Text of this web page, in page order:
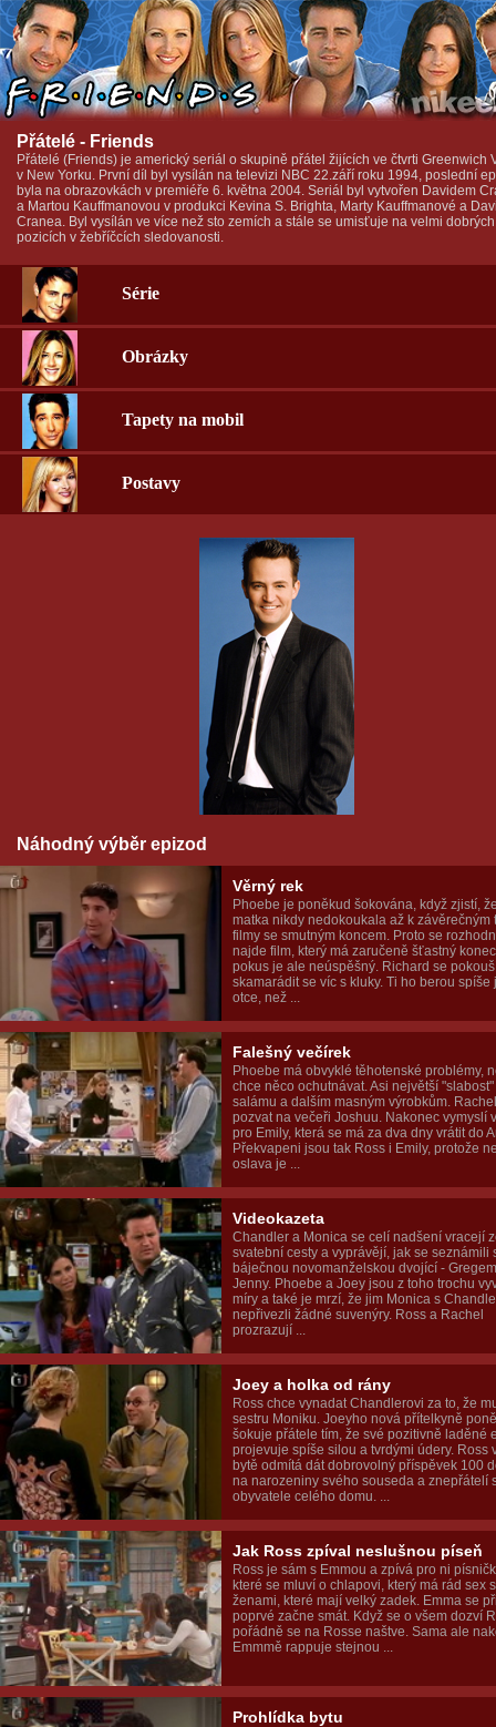
Přátelé - Friends
Přátelé (Friends) je americký seriál o skupině přátel žijících ve čtvrti Greenwich
v New Yorku. První díl byl vysílán na televizi NBC 22.září roku 1994, poslední
byla na obrazovkách v premiéře 6. května 2004. Seriál byl vytvořen Davidem
a Martou Kauffmanovou v produkci Kevina S. Brighta, Marty Kauffmanové a
Cranea. Byl vysílán ve více než sto zemích a stále se umisťuje na velmi dobrých
pozicích v žebříčcích sledovanosti.
Série
Obrázky
Tapety na mobil
Postavy
Náhodný výběr epizod
Věrný rek
Phoebe je poněkud šokována, když zjistí,
matka nikdy nedokoukala až k závěrečným
filmy se smutným koncem. Proto se
najde film, který má zaručeně šťastný
pokus je ale neúspěšný. Richard se
skamarádit se víc s kluky. Ti ho berou spíše
otce, než ...
Falešný večírek
Phoebe má obvyklé těhotenské problémy,
chce něco ochutnávat. Asi největší "slabost"
salámu a dalším masným výrobkům.
pozvat na večeři Joshuu. Nakonec vymyslí
pro Emily, která se má za dva dny vrátit do
Překvapeni jsou tak Ross i Emily, protože
oslava je ...
Videokazeta
Chandler a Monica se celí nadšení vracejí
svatební cesty a vyprávějí, jak se seznámili
báječnou novomanželskou dvojící -
Jenny. Phoebe a Joey jsou z toho trochu
míry a také je mrzí, že jim Monica s
nepřivezli žádné suvenýry. Ross a Rachel
prozrazují ...
Joey a holka od rány
Ross chce vynadat Chandlerovi za to, že
sestru Moniku. Joeyho nová přítelkyně
šokuje přátele tím, že své pozitivně laděné
projevuje spíše silou a tvrdými údery. Ross
bytě odmítá dát dobrovolný příspěvek 100
na narozeniny svého souseda a znepřátelí
obyvatele celého domu. ...
Jak Ross zpíval neslušnou píseň
Ross je sám s Emmou a zpívá pro ni
které se mluví o chlapovi, který má rád sex
ženami, které mají velký zadek. Emma se
poprvé začne smát. Když se o všem dozví
pořádně se na Rosse naštve. Sama ale
Emmmě rappuje stejnou ...
Prohlídka bytu